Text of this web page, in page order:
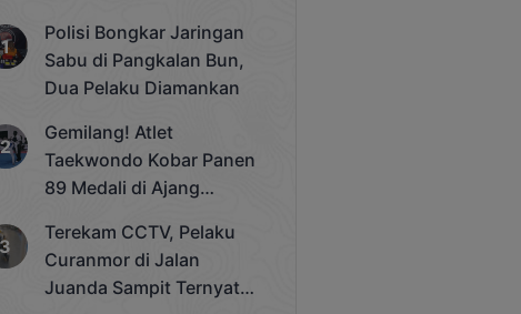
Polisi Bongkar Jaringan
Sabu di Pangkalan Bun,
Dua Pelaku Diamankan
Gemilang! Atlet
Taekwondo Kobar Panen
89 Medali di Ajang
Cup 2025
Terekam CCTV, Pelaku
Curanmor di Jalan
Juanda Sampit Ternyata